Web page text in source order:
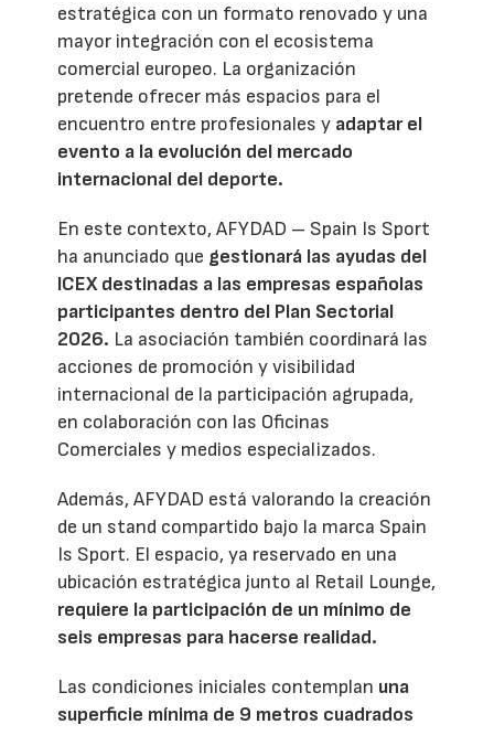
estratégica con un formato renovado y una
mayor integración con el ecosistema
comercial europeo. La organización
pretende ofrecer más espacios para el
encuentro entre profesionales y adaptar el
evento a la evolución del mercado
internacional del deporte.
En este contexto, AFYDAD – Spain Is Sport
ha anunciado que gestionará las ayudas del
ICEX destinadas a las empresas españolas
participantes dentro del Plan Sectorial
2026. La asociación también coordinará las
acciones de promoción y visibilidad
internacional de la participación agrupada,
en colaboración con las Oficinas
Comerciales y medios especializados.
Además, AFYDAD está valorando la creación
de un stand compartido bajo la marca Spain
Is Sport. El espacio, ya reservado en una
ubicación estratégica junto al Retail Lounge,
requiere la participación de un mínimo de
seis empresas para hacerse realidad.
Las condiciones iniciales contemplan una
superficie mínima de 9 metros cuadrados